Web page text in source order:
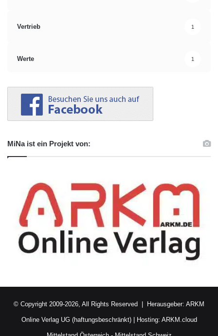
Vertrieb 1
Werte 1
MiNa ist ein Projekt von:
© Copyright 2009-2026, All Rights Reserved | Herausgeber: ARKM
Online Verlag UG (haftungsbeschränkt)| Hosting: ARKM.cloud